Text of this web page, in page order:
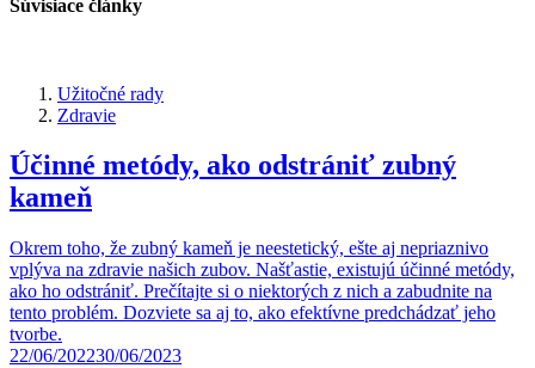
Súvisiace články
Užitočné rady
Zdravie
Účinné metódy, ako odstrániť zubný
kameň
Okrem toho, že zubný kameň je neestetický, ešte aj nepriaznivo
vplýva na zdravie našich zubov. Našťastie, existujú účinné metódy,
ako ho odstrániť. Prečítajte si o niektorých z nich a zabudnite na
tento problém. Dozviete sa aj to, ako efektívne predchádzať jeho
tvorbe.
22/06/202230/06/2023